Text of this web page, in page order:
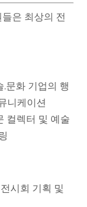
은 최상의 전
.문화 기업의 행
니케이션
컬렉터 및 예술
시회 기획 및